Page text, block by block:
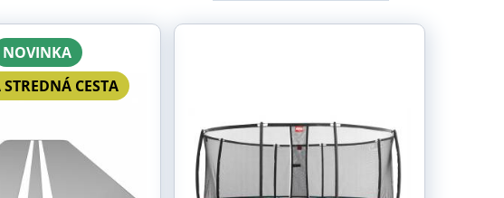
Ptoto Vám aktuálnu dostupnosť zistíme na dotaz.
NOVINKA
CESTA